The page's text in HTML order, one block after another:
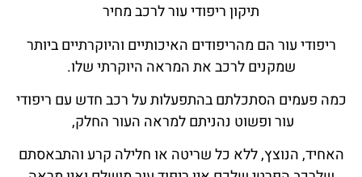
תיקון ריפודי עור לרכב מחיר
ריפודי עור הם מהריפודים האיכותיים והיוקרתיים ביותר
שמקנים לרכב את המראה היוקרתי שלו.
כמה פעמים הסתכלתם בהתפעלות על רכב חדש עם ריפודי
עור ופשוט נהניתם למראה העור החלק,
האחיד, הנוצץ, ללא כל שריטה או חלילה קרע והתבאסתם